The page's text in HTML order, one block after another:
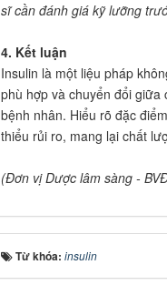
sĩ cần đánh giá kỹ lưỡng
4. Kết luận
Insulin là một liệu pháp
phù hợp và chuyển đổi
bệnh nhân. Hiểu rõ đặc
thiểu rủi ro, mang lại chất
(Đơn vị Dược lâm sàng -
Từ khóa: insulin